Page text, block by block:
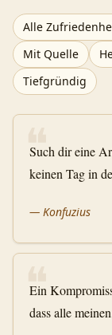
Alle
Mit Quelle
Tiefgründig
❝
Such dir eine
keinen Tag in
— Konfuzius
❝
Ein
dass alle